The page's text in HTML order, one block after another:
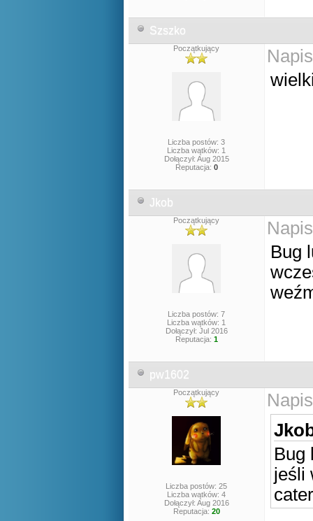
Szszko
Początkujący
Liczba postów: 3
Liczba wątków: 1
Dołączył: Aug 2015
Reputacja: 0
Jkob
Początkujący
Liczba postów: 7
Liczba wątków: 1
Dołączył: Jul 2016
Reputacja: 1
Bug
pw1602
Początkujący
Liczba postów: 25
Liczba wątków: 4
Dołączył: Aug 2016
Reputacja: 20
Bug
jeśli